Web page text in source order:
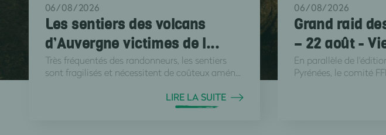
06/08/2026
Les sentiers des volcans
d’Auvergne victimes de l...
Très fréquentés des randonneurs, les sentiers
sont fragilisés et nécessitent de coûteux amén...
LIRE LA SUITE
06/08/2026
Grand raid
– 22 août -
En parallèle de
Pyrénées, le comité